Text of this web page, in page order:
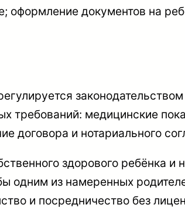
оформление документов на
требований: медицинские
договора и нотариального
здорового ребёнка и
одним из намеренных
и посредничество без